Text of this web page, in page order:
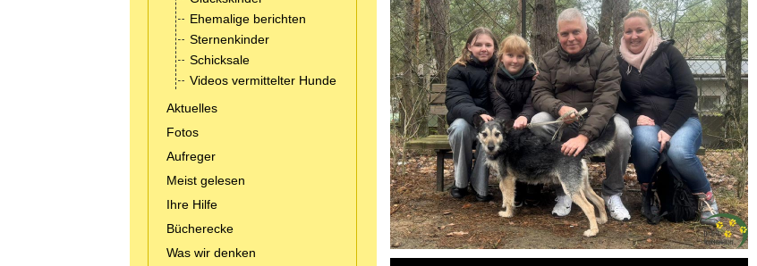
Ehemalige berichten
Sternenkinder
Schicksale
Videos vermittelter Hunde
Aktuelles
Fotos
Aufreger
Meist gelesen
Ihre Hilfe
Bücherecke
Was wir denken